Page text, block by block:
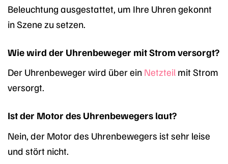
Beleuchtung ausgestattet, um Ihre Uhren gekonnt
in Szene zu setzen.
Wie wird der Uhrenbeweger mit Strom versorgt?
Der Uhrenbeweger wird über ein Netzteil mit Strom
versorgt.
Ist der Motor des Uhrenbewegers laut?
Nein, der Motor des Uhrenbewegers ist sehr leise
und stört nicht.